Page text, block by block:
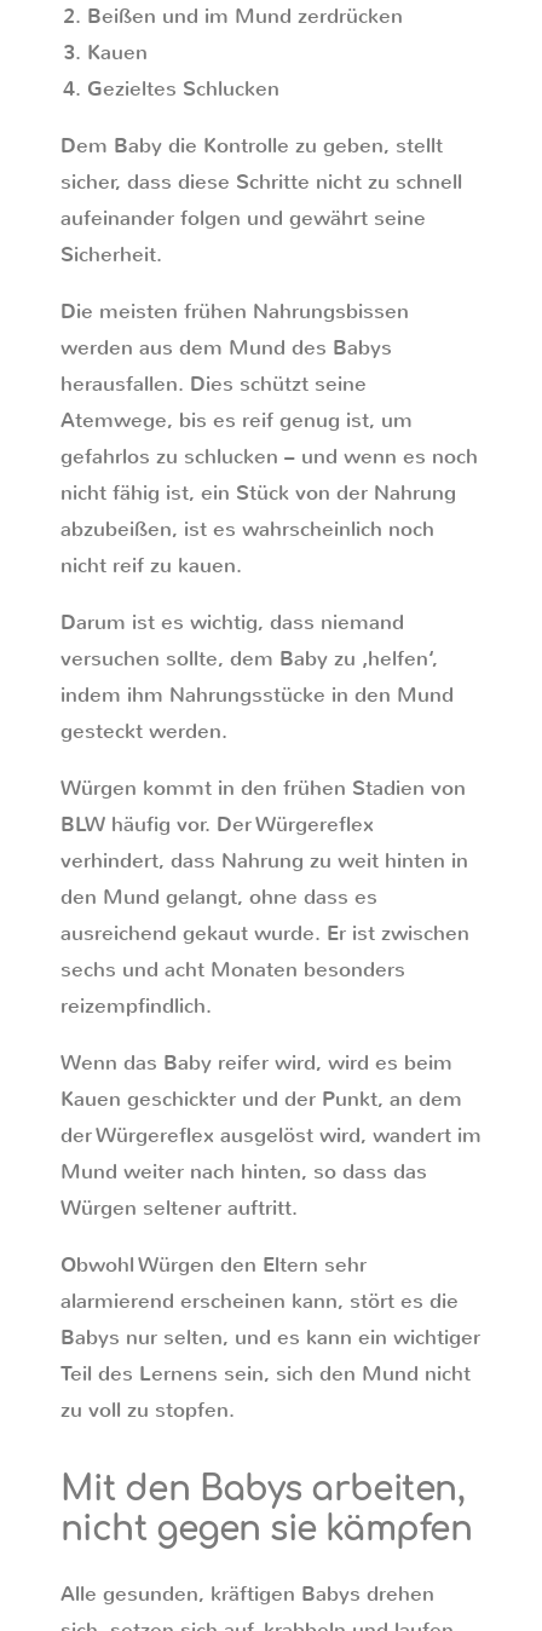
Beißen und im Mund zerdrücken
Kauen
Gezieltes Schlucken
Dem Baby die Kontrolle zu geben, stellt
sicher, dass diese Schritte nicht zu schnell
aufeinander folgen und gewährt seine
Sicherheit.
Die meisten frühen Nahrungsbissen
werden aus dem Mund des Babys
herausfallen. Dies schützt seine
Atemwege, bis es reif genug ist, um
gefahrlos zu schlucken – und wenn es noch
nicht fähig ist, ein Stück von der Nahrung
abzubeißen, ist es wahrscheinlich noch
nicht reif zu kauen.
Darum ist es wichtig, dass niemand
versuchen sollte, dem Baby zu ‚helfen‘,
indem ihm Nahrungsstücke in den Mund
gesteckt werden.
Würgen kommt in den frühen Stadien von
BLW häufig vor. Der Würgereflex
verhindert, dass Nahrung zu weit hinten in
den Mund gelangt, ohne dass es
ausreichend gekaut wurde. Er ist zwischen
sechs und acht Monaten besonders
reizempfindlich.
Wenn das Baby reifer wird, wird es beim
Kauen geschickter und der Punkt, an dem
der Würgereflex ausgelöst wird, wandert im
Mund weiter nach hinten, so dass das
Würgen seltener auftritt.
Obwohl Würgen den Eltern sehr
alarmierend erscheinen kann, stört es die
Babys nur selten, und es kann ein wichtiger
Teil des Lernens sein, sich den Mund nicht
zu voll zu stopfen.
Mit den Babys arbeiten,
nicht gegen sie kämpfen
Alle gesunden, kräftigen Babys drehen